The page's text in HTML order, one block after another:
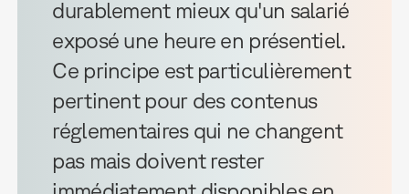
durablement mieux qu'un salarié
exposé une heure en présentiel.
Ce principe est particulièrement
pertinent pour des contenus
réglementaires qui ne changent
pas mais doivent rester